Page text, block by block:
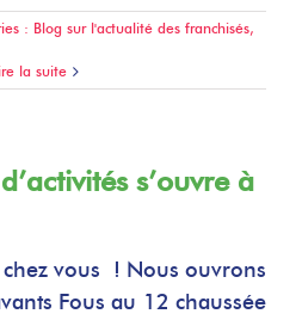
: Blog sur l'actualité des franchisés,
la suite
s’ouvre à
chez vous ! Nous ouvrons
Fous au 12 chaussée